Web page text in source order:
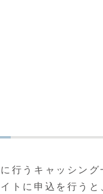
行うキャッシング
トに申込を行う